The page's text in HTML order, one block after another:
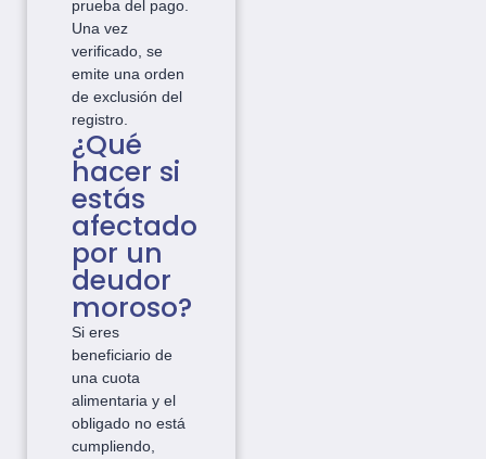
prueba del pago.
Una vez
verificado, se
emite una orden
de exclusión del
registro.
¿Qué
hacer si
estás
afectado
por un
deudor
moroso?
Si eres
beneficiario de
una cuota
alimentaria y el
obligado no está
cumpliendo,